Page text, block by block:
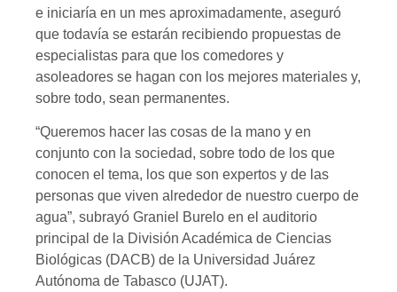
e iniciaría en un mes aproximadamente, aseguró
que todavía se estarán recibiendo propuestas de
especialistas para que los comedores y
asoleadores se hagan con los mejores materiales y,
sobre todo, sean permanentes.
“Queremos hacer las cosas de la mano y en
conjunto con la sociedad, sobre todo de los que
conocen el tema, los que son expertos y de las
personas que viven alrededor de nuestro cuerpo de
agua”, subrayó Graniel Burelo en el auditorio
principal de la División Académica de Ciencias
Biológicas (DACB) de la Universidad Juárez
Autónoma de Tabasco (UJAT).